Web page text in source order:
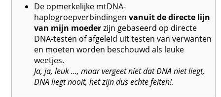
De opmerkelijke mtDNA-
haplogroepverbindingen vanuit de directe lijn
van mijn moederzijn gebaseerd op directe
DNA-testen of afgeleid uit testen van verwanten
en moeten worden beschouwd als leuke
weetjes.
Ja, ja, leuk …, maar vergeet niet dat DNA niet liegt,
DNA liegt nooit, het zijn dus echte feiten!.